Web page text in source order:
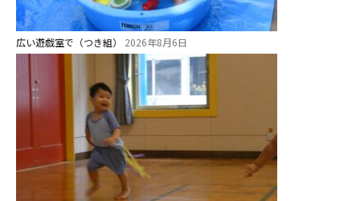
広い遊戯室で（つき組） 2026年8月6日
0歳親子登園［マカロンクラス ]
1歳・2歳親子登園［マリポサクラ
ス ]
2歳児ひとり登園［ゆず組 ]
グループ施設・
関係先リンク
学校法⼈鴨⾕学園 鳳幼稚園